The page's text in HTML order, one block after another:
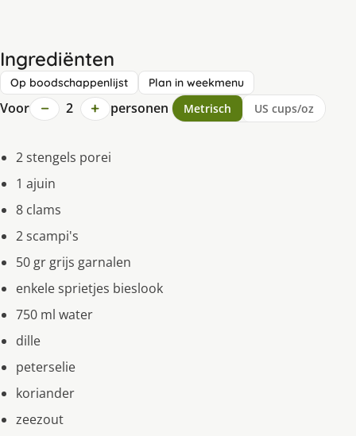
Ingrediënten
Op boodschappenlijst Plan in weekmenu
Voor − 2 + personen Metrisch US cups/oz
2 stengels porei
1 ajuin
8 clams
2 scampi's
50 gr grijs garnalen
enkele sprietjes bieslook
750 ml water
dille
peterselie
koriander
zeezout